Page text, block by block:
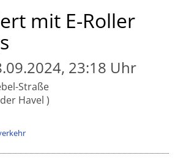
mit E-Roller
23:18 Uhr
Straße
Havel